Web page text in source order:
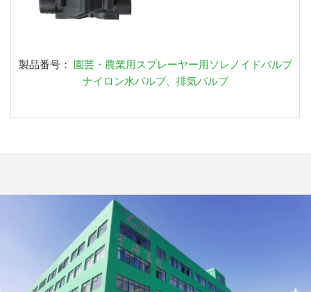
製品番号： 園芸・農業用スプレーヤー用ソレノイドバルブ
ナイロン水バルブ、排気バルブ